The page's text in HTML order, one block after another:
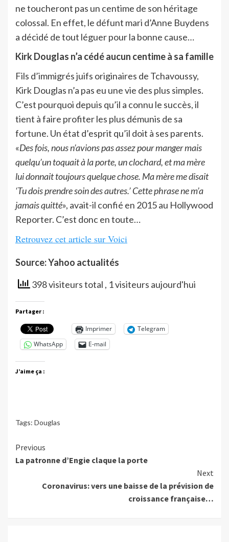
ne toucheront pas un centime de son héritage
colossal. En effet, le défunt mari d’Anne Buydens
a décidé de tout léguer pour la bonne cause…
Kirk Douglas n’a cédé aucun centime à sa famille
Fils d’immigrés juifs originaires de Tchavoussy,
Kirk Douglas n’a pas eu une vie des plus simples.
C’est pourquoi depuis qu’il a connu le succès, il
tient à faire profiter les plus démunis de sa
fortune. Un état d’esprit qu’il doit à ses parents.
«Des fois, nous n’avions pas assez pour manger mais
quelqu’un toquait à la porte, un clochard, et ma mère
lui donnait toujours quelque chose. Ma mère me disait
‘Tu dois prendre soin des autres.’ Cette phrase ne m’a
jamais quitté», avait-il confié en 2015 au Hollywood
Reporter. C’est donc en toute…
Retrouvez cet article sur Voici
Source: Yahoo actualités
398 visiteurs total , 1 visiteurs aujourd'hui
Partager :
Imprimer
Telegram
WhatsApp
E-mail
J’aime ça :
Tags: Douglas
Continue
Reading
Previous
La patronne d’Engie claque la porte
Next
Coronavirus: vers une baisse de la prévision de
croissance française…